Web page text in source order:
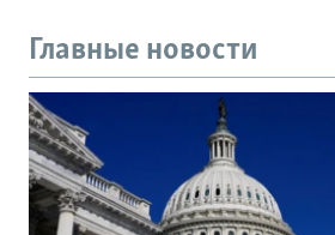
Главные новости